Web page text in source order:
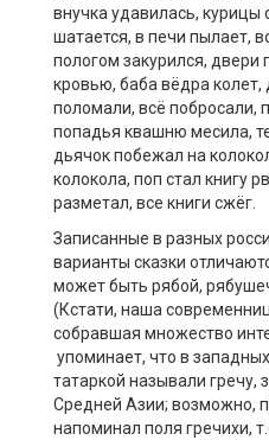
внучка удавилась, курицы
шатается, в печи пылает,
пологом закурился, двери
кровью, баба вёдра
поломали, всё побросали,
попадья квашню месила,
дьячок побежал на
колокола, поп стал книгу
разметал, все книги сжёг.
Записанные в разных
варианты сказки
может быть рябой,
(Кстати, наша
собравшая множество
упоминает, что в
татаркой называли гречу,
Средней Азии; возможно,
напоминал поля гречихи,